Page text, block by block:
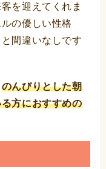
を迎えてくれま
の優しい性格
間違いなしです
のんびりとした朝
方におすすめの